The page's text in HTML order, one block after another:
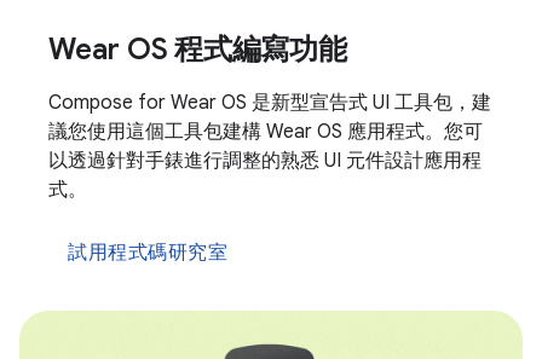
Wear OS 程式編寫功能
Compose for Wear OS 是新型宣告式 UI 工具包，建
議您使用這個工具包建構 Wear OS 應用程式。您可
以透過針對手錶進行調整的熟悉 UI 元件設計應用程
式。
試用程式碼研究室